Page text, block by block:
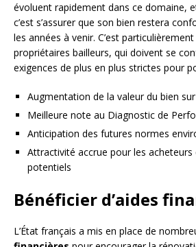
évoluent rapidement dans ce domaine,
c’est s’assurer que son bien restera
les années à venir. C’est
propriétaires bailleurs, qui doivent se
exigences de plus en plus strictes pour
Augmentation de la valeur du bien
Meilleure note au Diagnostic de
Anticipation des futures normes
Attractivité accrue pour les acheteurs
potentiels
Bénéficier d’aides
L’État français a mis en place de